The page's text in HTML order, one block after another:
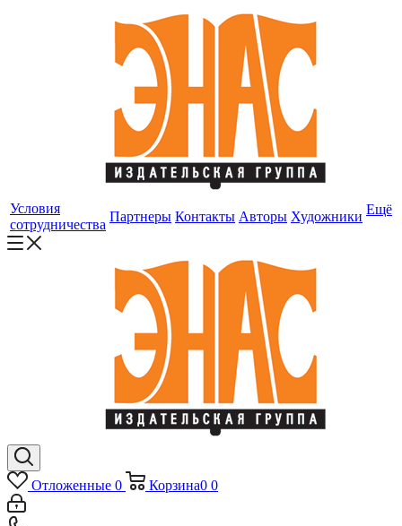
Условия
сотрудничества
Партнеры Контакты Авторы Художники Ещё
Отложенные 0 Корзина0 0